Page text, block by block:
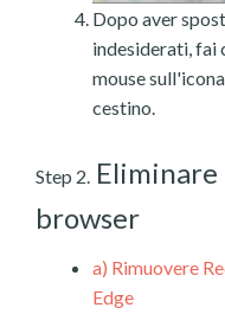
Dopo aver
indesiderati, fai
mouse
cestino.
Step 2.
browser
a) Rimuovere
Edge